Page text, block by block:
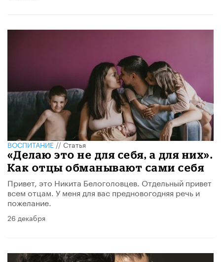
ВОСПИТАНИЕ//Статья
​«Делаю это не для себя, а для них».
Как отцы обманывают сами себя
Привет, это Никита Белоголовцев. Отдельный привет
всем отцам. У меня для вас предновогодняя речь и
пожелание.
26 декабря